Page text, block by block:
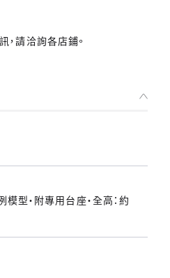
請洽詢各店鋪。
型・附專用台座・全高：約